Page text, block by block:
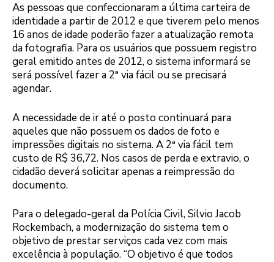
As pessoas que confeccionaram a última carteira de
identidade a partir de 2012 e que tiverem pelo menos
16 anos de idade poderão fazer a atualização remota
da fotografia. Para os usuários que possuem registro
geral emitido antes de 2012, o sistema informará se
será possível fazer a 2ª via fácil ou se precisará
agendar.
A necessidade de ir até o posto continuará para
aqueles que não possuem os dados de foto e
impressões digitais no sistema. A 2ª via fácil tem
custo de R$ 36,72. Nos casos de perda e extravio, o
cidadão deverá solicitar apenas a reimpressão do
documento.
Para o delegado-geral da Polícia Civil, Silvio Jacob
Rockembach, a modernização do sistema tem o
objetivo de prestar serviços cada vez com mais
excelência à população. “O objetivo é que todos